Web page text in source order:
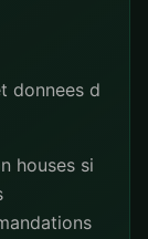
donnees d
houses si